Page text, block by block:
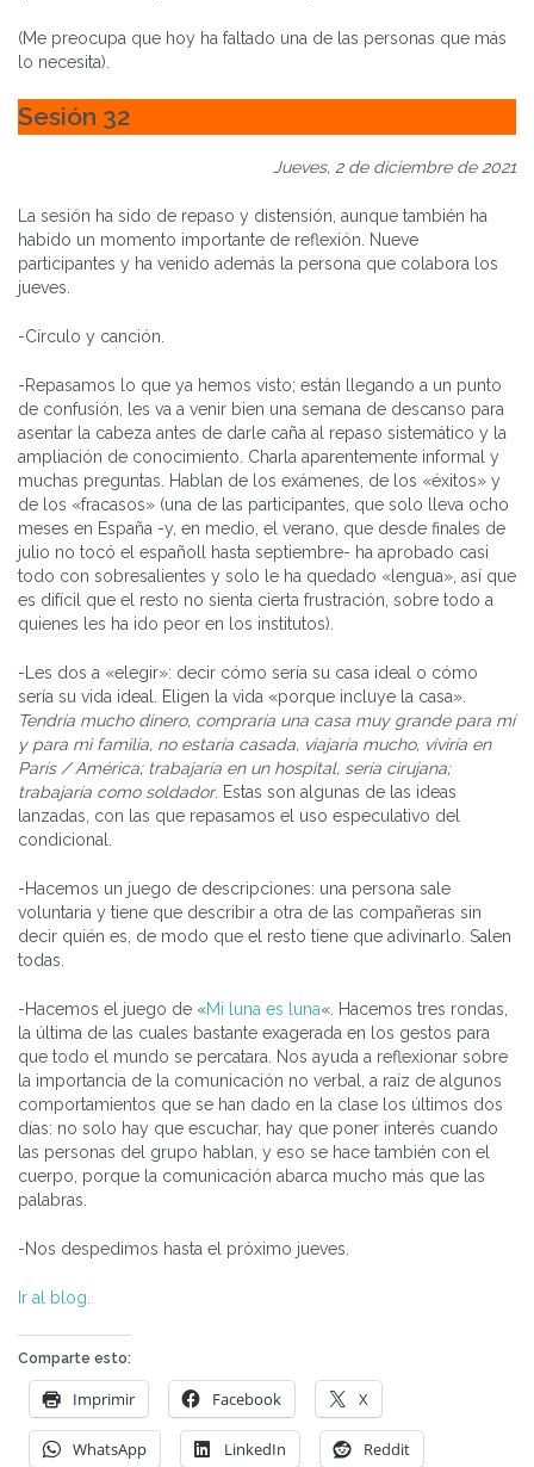
(Me preocupa que hoy ha faltado una de las personas que más
lo necesita).
Sesión 32
Jueves, 2 de diciembre de 2021
La sesión ha sido de repaso y distensión, aunque también ha
habido un momento importante de reflexión. Nueve
participantes y ha venido además la persona que colabora los
jueves.
-Círculo y canción.
-Repasamos lo que ya hemos visto; están llegando a un punto
de confusión, les va a venir bien una semana de descanso para
asentar la cabeza antes de darle caña al repaso sistemático y la
ampliación de conocimiento. Charla aparentemente informal y
muchas preguntas. Hablan de los exámenes, de los «éxitos» y
de los «fracasos» (una de las participantes, que solo lleva ocho
meses en España -y, en medio, el verano, que desde finales de
julio no tocó el españoll hasta septiembre- ha aprobado casi
todo con sobresalientes y solo le ha quedado «lengua», así que
es difícil que el resto no sienta cierta frustración, sobre todo a
quienes les ha ido peor en los institutos).
-Les dos a «elegir»: decir cómo sería su casa ideal o cómo
sería su vida ideal. Eligen la vida «porque incluye la casa».
Tendría mucho dinero, compraría una casa muy grande para mí
y para mi familia, no estaría casada, viajaría mucho, viviría en
París / América; trabajaría en un hospital, sería cirujana;
trabajaría como soldador. Estas son algunas de las ideas
lanzadas, con las que repasamos el uso especulativo del
condicional.
-Hacemos un juego de descripciones: una persona sale
voluntaria y tiene que describir a otra de las compañeras sin
decir quién es, de modo que el resto tiene que adivinarlo. Salen
todas.
-Hacemos el juego de «Mi luna es luna«. Hacemos tres rondas,
la última de las cuales bastante exagerada en los gestos para
que todo el mundo se percatara. Nos ayuda a reflexionar sobre
la importancia de la comunicación no verbal, a raíz de algunos
comportamientos que se han dado en la clase los últimos dos
días: no solo hay que escuchar, hay que poner interés cuando
las personas del grupo hablan, y eso se hace también con el
cuerpo, porque la comunicación abarca mucho más que las
palabras.
-Nos despedimos hasta el próximo jueves.
Ir al blog.
Comparte esto:
Imprimir Facebook X
WhatsApp LinkedIn Reddit